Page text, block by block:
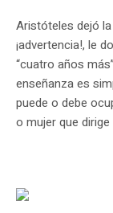
Aristóteles dejó
¡advertencia!, le
“cuatro años
enseñanza es
puede o debe
o mujer que dirige